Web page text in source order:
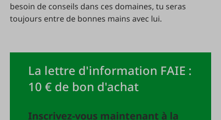
besoin de conseils dans ces domaines, tu seras
toujours entre de bonnes mains avec lui.
La lettre d'information FAIE :
10 € de bon d'achat
Inscrivez-vous maintenant à la